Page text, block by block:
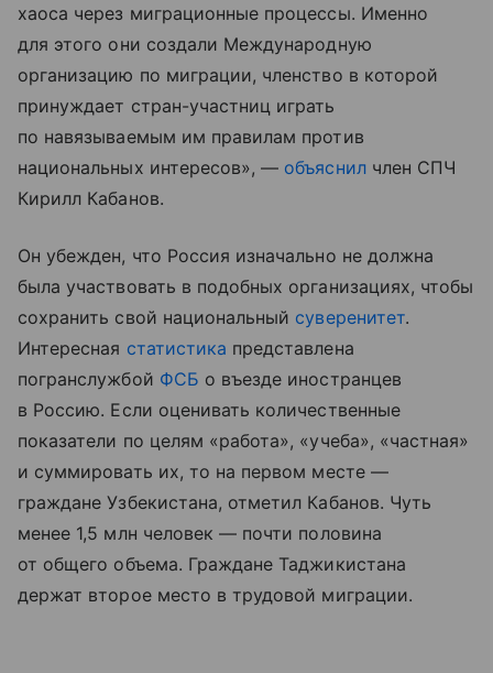
хаоса через миграционные процессы. Именно
для этого они создали Международную
организацию по миграции, членство в которой
принуждает стран-участниц играть
по навязываемым им правилам против
национальных интересов», — объяснилчлен СПЧ
Кирилл Кабанов.
Он убежден, что Россия изначально не должна
была участвовать в подобных организациях, чтобы
сохранить свой национальный суверенитет.
Интересная статистика представлена
погранслужбой ФСБ о въезде иностранцев
в Россию. Если оценивать количественные
показатели по целям «работа», «учеба», «частная»
и суммировать их, то на первом месте —
граждане Узбекистана, отметил Кабанов. Чуть
менее 1,5 млн человек — почти половина
от общего объема. Граждане Таджикистана
держат второе место в трудовой миграции.